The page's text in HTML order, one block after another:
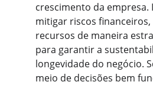
crescimento da empresa.
mitigar riscos
recursos de maneira
para garantir a
longevidade do negócio.
meio de decisões bem